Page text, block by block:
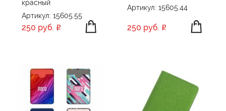
красный
Артикул: 15605.55
250 руб.
Артикул: 15605.44
250 руб.